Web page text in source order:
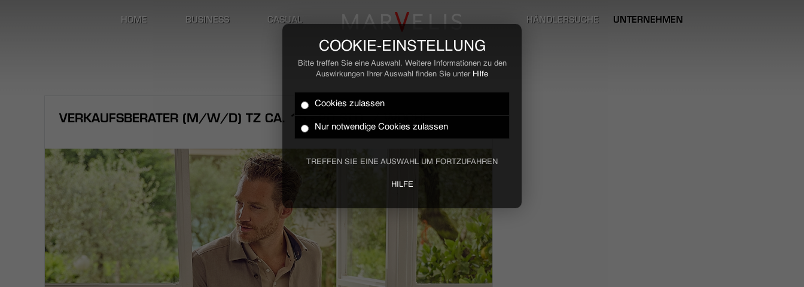
COOKIE-EINSTELLUNG
Bitte treffen Sie eine Auswahl. Weitere Informationen zu den
Auswirkungen Ihrer Auswahl finden Sie unter Hilfe
Cookies zulassen
Nur notwendige Cookies zulassen
TREFFEN SIE EINE AUSWAHL UM FORTZUFAHREN
HILFE
HOME BUSINESS CASUAL UNTERNEHMEN
HÄNDLERSUCHE
VERKAUFSBERATER (M/W/D) TZ CA. 15 - 20 STD. / WOCHE